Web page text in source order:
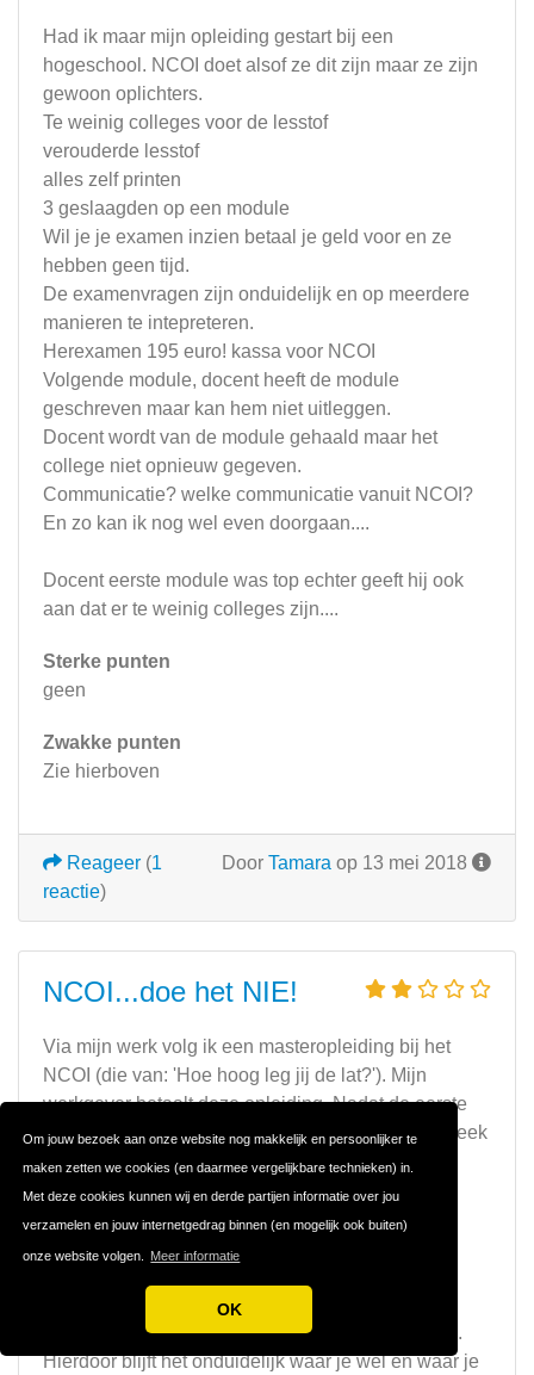
Om jouw bezoek aan onze website nog makkelijk en persoonlijker te
maken zetten we cookies (en daarmee vergelijkbare technieken) in.
Met deze cookies kunnen wij en derde partijen informatie over jou
verzamelen en jouw internetgedrag binnen (en mogelijk ook buiten)
onze website volgen. Meer informatie
OK
Had ik maar mijn opleiding gestart bij een
hogeschool. NCOI doet alsof ze dit zijn maar ze zijn
gewoon oplichters.
Te weinig colleges voor de lesstof
verouderde lesstof
alles zelf printen
3 geslaagden op een module
Wil je je examen inzien betaal je geld voor en ze
hebben geen tijd.
De examenvragen zijn onduidelijk en op meerdere
manieren te intepreteren.
Herexamen 195 euro! kassa voor NCOI
Volgende module, docent heeft de module
geschreven maar kan hem niet uitleggen.
Docent wordt van de module gehaald maar het
college niet opnieuw gegeven.
Communicatie? welke communicatie vanuit NCOI?
En zo kan ik nog wel even doorgaan....
Docent eerste module was top echter geeft hij ook
aan dat er te weinig colleges zijn....
Sterke punten
geen
Zwakke punten
Zie hierboven
Door Tamara op 13 mei 2018
Reageer (1
reactie)
NCOI...doe het NIE!
Via mijn werk volg ik een masteropleiding bij het
NCOI (die van: 'Hoe hoog leg jij de lat?'). Mijn
werkgever betaalt deze opleiding. Nadat de eerste
onvoldoendes bij klasgenoten binnen kwamen bleek
dat je niet in direct contact kunt treden met je
beoordelaar.
Dit is volgens het NCOI in het kader van de
'objectiviteit'.
De beoordeling is weinig transparant. Er zijn wel
scorelijsten, maar die krijgt de student niet te zien.
Hierdoor blijft het onduidelijk waar je wel en waar je